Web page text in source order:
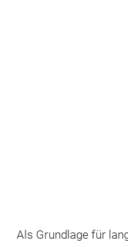
Als Grundlage für